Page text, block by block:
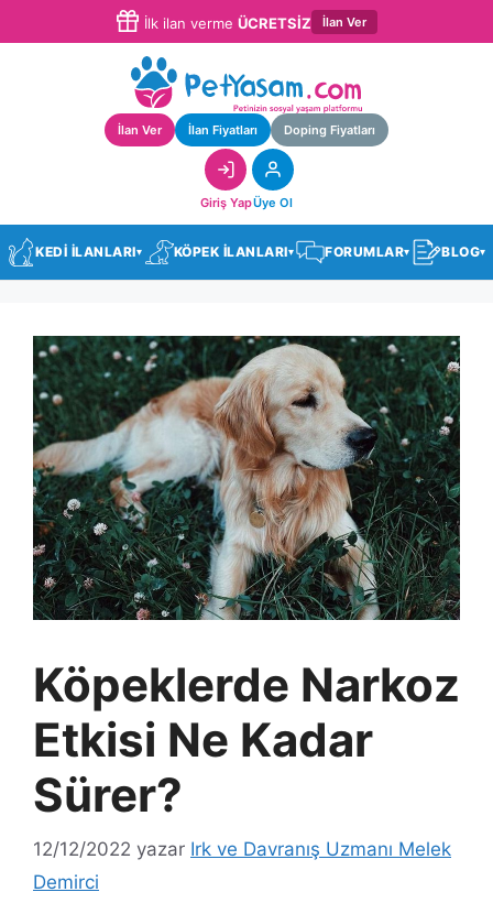
İlk ilan verme ÜCRETSİZ İlan Ver
İlan Ver İlan Fiyatları Doping Fiyatları
Giriş YapÜye Ol
KEDİ İLANLARI▾ KÖPEK İLANLARI▾ FORUMLAR▾ BLOG▾
Köpeklerde Narkoz
Etkisi Ne Kadar
Sürer?
12/12/2022 yazar Irk ve Davranış Uzmanı Melek
Demirci